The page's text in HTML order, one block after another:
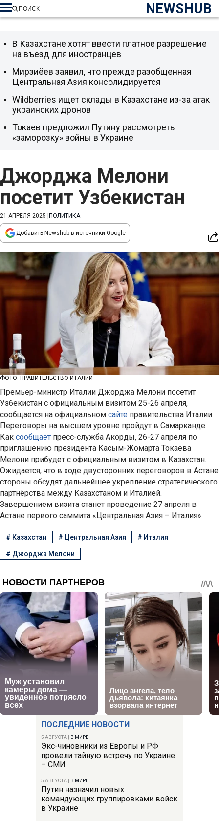
NEWSHUB
ПОИСК
ПОСЛЕДНИЕ НОВОСТИ
5 АВГУСТА В МИРЕ
Экс-чиновники из Европы и РФ
провели тайную встречу по Украине
– СМИ
5 АВГУСТА В МИРЕ
Путин назначил новых
командующих группировками войск
в Украине
Джорджа Мелони
посетит Узбекистан
21 АПРЕЛЯ 2025 ПОЛИТИКА
Добавить Newshub в источники Google
ФОТО: ПРАВИТЕЛЬСТВО ИТАЛИИ
Премьер-министр Италии Джорджа Мелони посетит
Узбекистан с официальным визитом 25-26 апреля,
сообщается на официальном сайте правительства Италии.
Переговоры на высшем уровне пройдут в Самарканде.
Как сообщает пресс-служба Акорды, 26-27 апреля по
приглашению президента Касым-Жомарта Токаева
Мелони прибудет с официальным визитом в Казахстан.
Ожидается, что в ходе двусторонних переговоров в Астане
стороны обсудят дальнейшее укрепление стратегического
партнёрства между Казахстаном и Италией.
Завершением визита станет проведение 27 апреля в
Астане первого саммита «Центральная Азия – Италия».
В Казахстане хотят ввести платное разрешение
на въезд для иностранцев
Мирзиёев заявил, что прежде разобщенная
Центральная Азия консолидируется
Wildberries ищет склады в Казахстане из-за атак
украинских дронов
Токаев предложил Путину рассмотреть
«заморозку» войны в Украине
# Казахстан # Центральная Азия # Италия
# Джорджа Мелони